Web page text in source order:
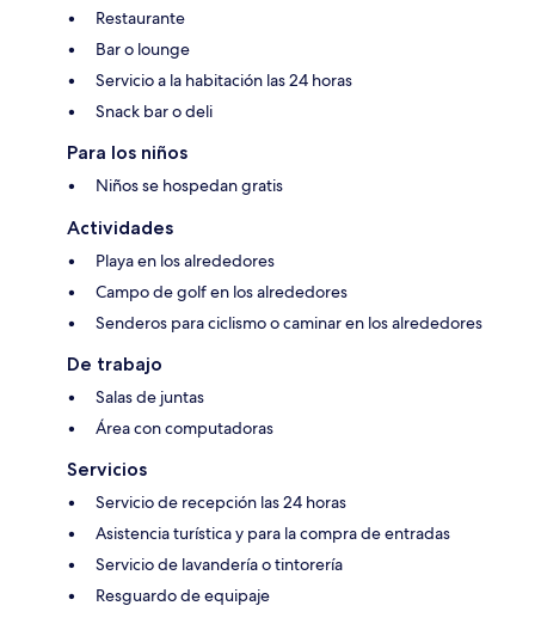
Restaurante
Bar o lounge
Servicio a la habitación las 24 horas
Snack bar o deli
Para los niños
Niños se hospedan gratis
Actividades
Playa en los alrededores
Campo de golf en los alrededores
Senderos para ciclismo o caminar en los alrededores
De trabajo
Salas de juntas
Área con computadoras
Servicios
Servicio de recepción las 24 horas
Asistencia turística y para la compra de entradas
Servicio de lavandería o tintorería
Resguardo de equipaje